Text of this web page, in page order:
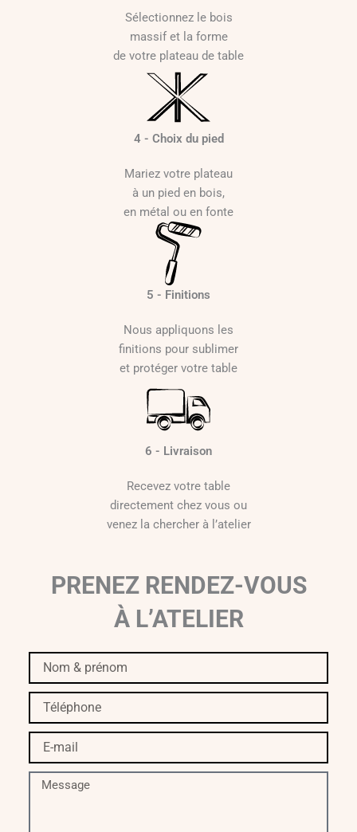
Sélectionnez le bois
massif et la forme
de votre plateau de table
4 - Choix du pied
Mariez votre plateau
à un pied en bois,
en métal ou en fonte
5 - Finitions
Nous appliquons les
finitions pour sublimer
et protéger votre table
6 - Livraison
Recevez votre table
directement chez vous ou
venez la chercher à l’atelier
PRENEZ RENDEZ-VOUS
À L’ATELIER
prénom
mail
Message